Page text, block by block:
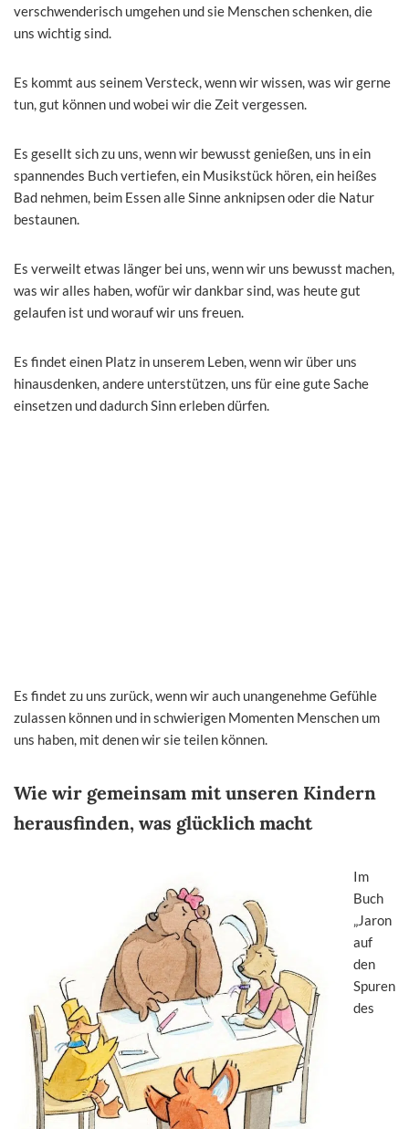
verschwenderisch umgehen und sie Menschen schenken, die
uns wichtig sind.
Es kommt aus seinem Versteck, wenn wir wissen, was wir gerne
tun, gut können und wobei wir die Zeit vergessen.
Es gesellt sich zu uns, wenn wir bewusst genießen, uns in ein
spannendes Buch vertiefen, ein Musikstück hören, ein heißes
Bad nehmen, beim Essen alle Sinne anknipsen oder die Natur
bestaunen.
Es verweilt etwas länger bei uns, wenn wir uns bewusst machen,
was wir alles haben, wofür wir dankbar sind, was heute gut
gelaufen ist und worauf wir uns freuen.
Es findet einen Platz in unserem Leben, wenn wir über uns
hinausdenken, andere unterstützen, uns für eine gute Sache
einsetzen und dadurch Sinn erleben dürfen.
Es findet zu uns zurück, wenn wir auch unangenehme Gefühle
zulassen können und in schwierigen Momenten Menschen um
uns haben, mit denen wir sie teilen können.
Wie wir gemeinsam mit unseren Kindern
herausfinden, was glücklich macht
Im
Buch
„Jaron
auf
den
Spuren
des